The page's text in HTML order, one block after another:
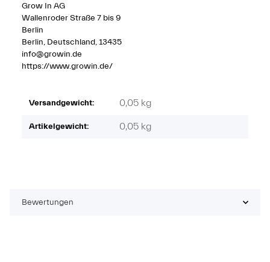
Grow In AG
Wallenroder Straße 7 bis 9
Berlin
Berlin, Deutschland, 13435
info@growin.de
https://www.growin.de/
Versandgewicht: 0,05 kg
Artikelgewicht: 0,05 kg
Bewertungen